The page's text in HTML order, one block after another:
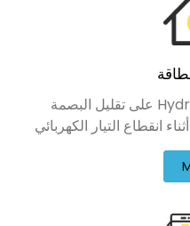
تعمل أنظمة تخزين الطاقة Hydrocell على تقليل البصمة
انقطاع التيار الكهربائي